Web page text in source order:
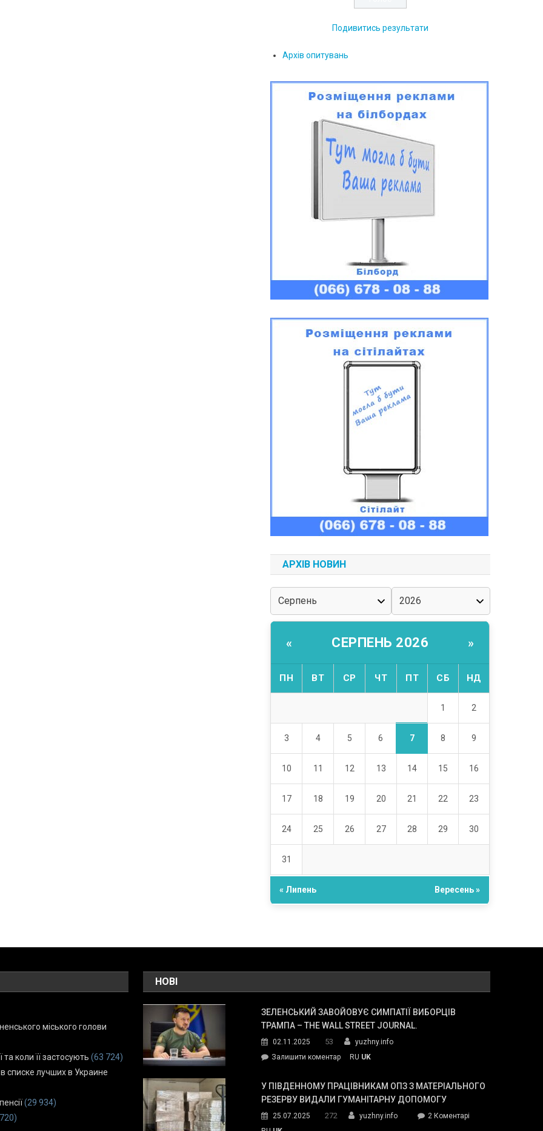
Подивитись результати
Архів опитувань
АРХІВ НОВИН
« СЕРПЕНЬ 2026 »
ПН ВТ СР ЧТ ПТ СБ НД
1 2
3 4 5 6 7 8 9
10 11 12 13 14 15 16
17 18 19 20 21 22 23
24 25 26 27 28 29 30
31
« Липень Вересень »
міського голови
коли її застосують (63 724)
списке лучших в Украине
(29 934)
НОВІ
ЗЕЛЕНСЬКИЙ ЗАВОЙОВУЄ СИМПАТІЇ ВИБОРЦІВ
ТРАМПА – THE WALL STREET JOURNAL.
02.11.2025 53
yuzhny.info
Залишити коментарon
завойовує
симпатії
Трампа
RU UK
У ПІВДЕННОМУ ПРАЦІВНИКАМ ОПЗ З МАТЕРІАЛЬНОГО
РЕЗЕРВУ ВИДАЛИ ГУМАНІТАРНУ ДОПОМОГУ
25.07.2025 272 yuzhny.info 2 Коментарідо